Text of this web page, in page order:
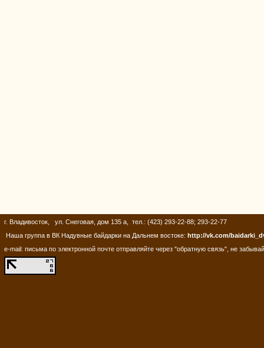
г. Владивосток, ул. Снеговая, дом 135 а, тел.: (423) 293-22-88; 293-22-77
Наша группа в ВК Надувные байдарки на Дальнем востоке: http://vk.com/
e-mail: письма по электронной почте отправляйте через "обратную связь", не